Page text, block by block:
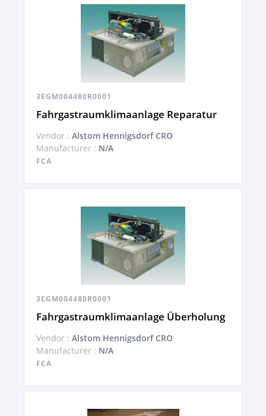
3EGM004480R0001
Fahrgastraumklimaanlage Reparatur
Vendor : Alstom Hennigsdorf CRO
Manufacturer : N/A
FCA
3EGM004480R0001
Fahrgastraumklimaanlage Überholung
Vendor : Alstom Hennigsdorf CRO
Manufacturer : N/A
FCA